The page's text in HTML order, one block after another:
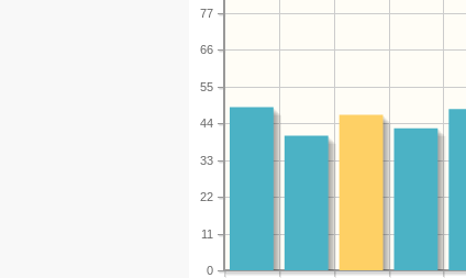
0
11
22
33
44
55
66
77